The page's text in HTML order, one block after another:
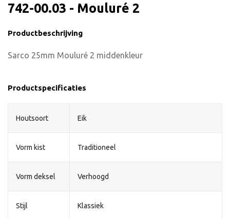
742-00.03 - Mouluré 2
Productbeschrijving
Sarco 25mm Mouluré 2 middenkleur
Productspecificaties
Houtsoort Eik
Vorm kist Traditioneel
Vorm deksel Verhoogd
Stijl Klassiek